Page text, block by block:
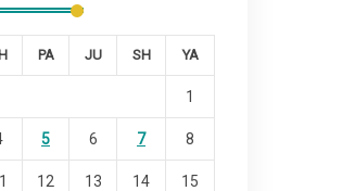
PA JU SH YA
1
5 6 7 8
12 13 14 15